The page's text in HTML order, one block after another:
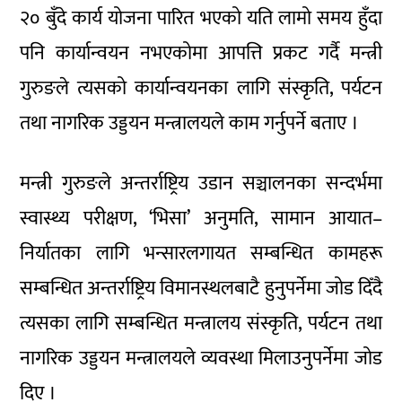
२० बुँदे कार्य योजना पारित भएको यति लामो समय हुँदा
पनि कार्यान्वयन नभएकोमा आपत्ति प्रकट गर्दै मन्त्री
गुरुङले त्यसको कार्यान्वयनका लागि संस्कृति, पर्यटन
तथा नागरिक उड्डयन मन्त्रालयले काम गर्नुपर्ने बताए ।
मन्त्री गुरुङले अन्तर्राष्ट्रिय उडान सञ्चालनका सन्दर्भमा
स्वास्थ्य परीक्षण, ‘भिसा’ अनुमति, सामान आयात–
निर्यातका लागि भन्सारलगायत सम्बन्धित कामहरू
सम्बन्धित अन्तर्राष्ट्रिय विमानस्थलबाटै हुनुपर्नेमा जोड दिँदै
त्यसका लागि सम्बन्धित मन्त्रालय संस्कृति, पर्यटन तथा
नागरिक उड्डयन मन्त्रालयले व्यवस्था मिलाउनुपर्नेमा जोड
दिए ।